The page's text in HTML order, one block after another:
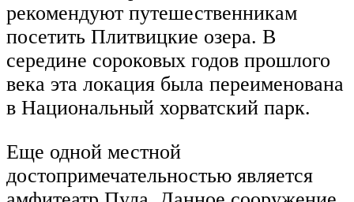
рекомендуют путешественникам
посетить Плитвицкие озера. В
середине сороковых годов прошлого
века эта локация была переименована
в Национальный хорватский парк.
Еще одной местной
достопримечательностью является